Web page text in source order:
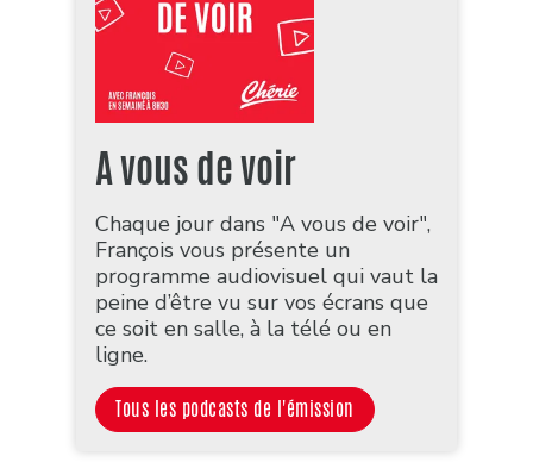
A vous de voir
Chaque jour dans "A vous de voir",
François vous présente un
programme audiovisuel qui vaut la
peine d’être vu sur vos écrans que
ce soit en salle, à la télé ou en
ligne.
Tous les podcasts de l'émission